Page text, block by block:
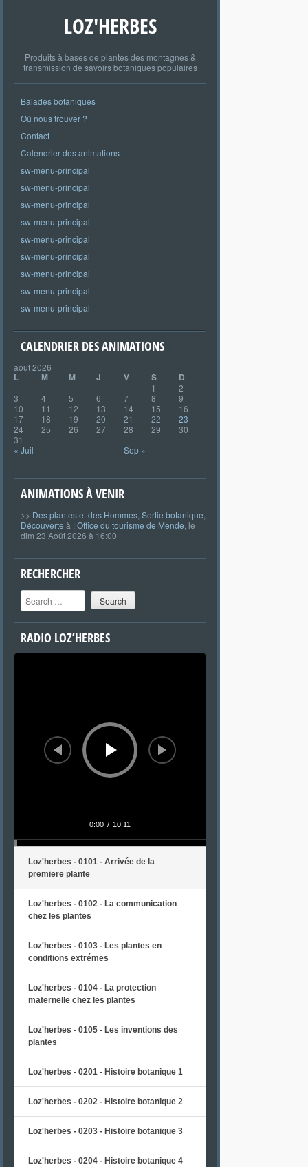
LOZ'HERBES
Produits à bases de plantes des montagnes &
transmission de savoirs botaniques populaires
Balades botaniques
Où nous trouver ?
Contact
Calendrier des animations
sw-menu-principal
sw-menu-principal
sw-menu-principal
sw-menu-principal
sw-menu-principal
sw-menu-principal
sw-menu-principal
sw-menu-principal
sw-menu-principal
CALENDRIER DES ANIMATIONS
août 2026
L M M J V S D
1
2
3
4 5 6 7 8
9
10
11 12 13 14 15
16
17
18 19 20 21 22
23
24
25 26 27 28 29
30
31
« Juil
Sep »
ANIMATIONS À VENIR
>> Des plantes et des Hommes Sortie botanique
Découverte à :Office du tourisme de Mende , le
dim 23 Août 2026 à 16:00
RECHERCHER
Search
RADIO LOZ’HERBES
Lecteur
0:00 / 10:11
Loz'herbes - 0101 - Arrivée de la
premiere plante
Loz'herbes - 0102 - La communication
chez les plantes
Loz'herbes - 0103 - Les plantes en
conditions extrémes
Loz'herbes - 0104 - La protection
maternelle chez les plantes
Loz'herbes - 0105 - Les inventions des
plantes
Loz'herbes - 0201 - Histoire botanique 1
Loz'herbes - 0202 - Histoire botanique 2
Loz'herbes - 0203 - Histoire botanique 3
Loz'herbes - 0204 - Histoire botanique 4